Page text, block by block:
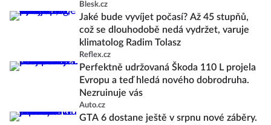
Blesk.cz
Jaké bude vyvíjet počasí? Až 45 stupňů,
což se dlouhodobě nedá vydržet, varuje
klimatolog Radim Tolasz
Reflex.cz
Perfektně udržovaná Škoda 110 L projela
Evropu a teď hledá nového dobrodruha.
Nezruinuje vás
Auto.cz
GTA 6 dostane ještě v srpnu nové záběry.